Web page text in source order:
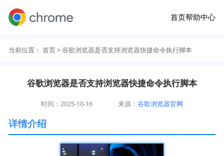
首页帮助中心
当前位置： 首页> 谷歌浏览器是否支持浏览器快捷命令执行脚本
谷歌浏览器是否支持浏览器快捷命令执行脚本
时间：2025-10-16 来源：谷歌浏览器官网
详情介绍